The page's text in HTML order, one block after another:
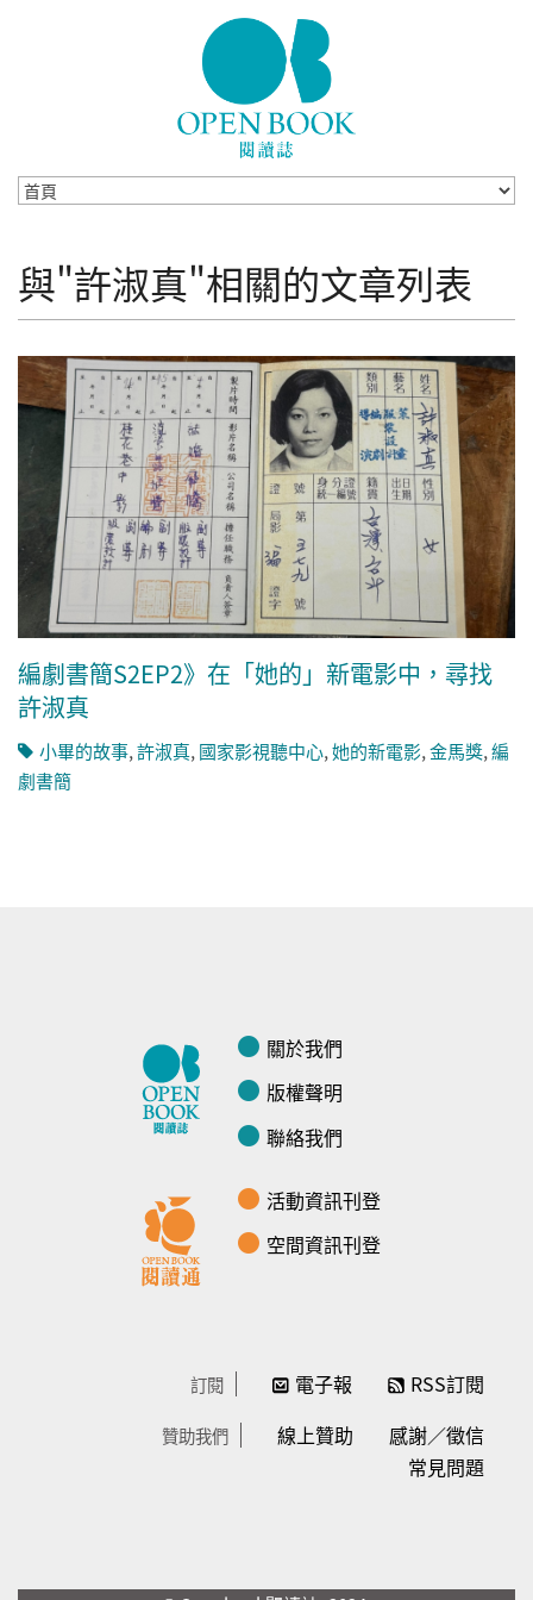
與"許淑真"相關的文章列表
編劇書簡S2EP2》在「她的」新電影中，尋找
許淑真
小畢的故事,許淑真,國家影視聽中心,她的新電影,金馬獎,編
劇書簡
關於我們
版權聲明
聯絡我們
活動資訊刊登
空間資訊刊登
訂閱 電子報 RSS訂閱
贊助我們 線上贊助
感謝／徵信
常見問題